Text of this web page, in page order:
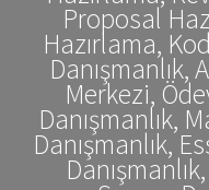
Proposal
Hazırlama,
Danışmanlık,
Merkezi,
Danışmanlık,
Danışmanlık,